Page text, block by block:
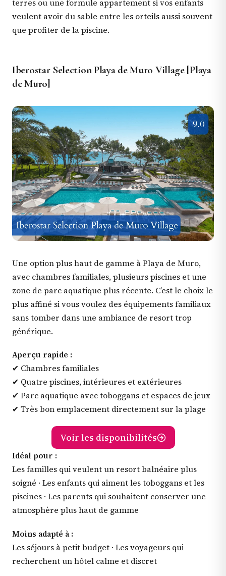
terres ou une formule appartement si vos enfants
veulent avoir du sable entre les orteils aussi souvent
que profiter de la piscine.
Iberostar Selection Playa de Muro Village [Playa
de Muro]
Une option plus haut de gamme à Playa de Muro,
avec chambres familiales, plusieurs piscines et une
zone de parc aquatique plus récente. C’est le choix le
plus affiné si vous voulez des équipements familiaux
sans tomber dans une ambiance de resort trop
générique.
Aperçu rapide :
✔ Chambres familiales
✔ Quatre piscines, intérieures et extérieures
✔ Parc aquatique avec toboggans et espaces de jeux
✔ Très bon emplacement directement sur la plage
Voir les disponibilités
Idéal pour :
Les familles qui veulent un resort balnéaire plus
soigné · Les enfants qui aiment les toboggans et les
piscines · Les parents qui souhaitent conserver une
atmosphère plus haut de gamme
Moins adapté à :
Les séjours à petit budget · Les voyageurs qui
recherchent un hôtel calme et discret